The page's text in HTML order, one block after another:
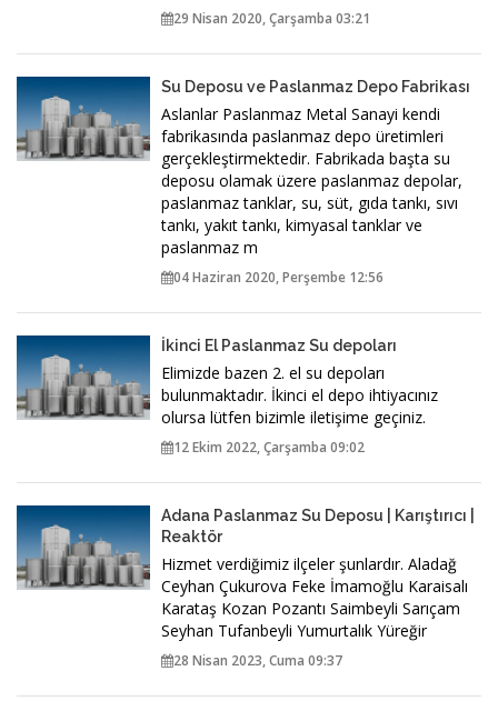
29 Nisan 2020, Çarşamba 03:21
Su Deposu ve Paslanmaz Depo Fabrikası
Aslanlar Paslanmaz Metal Sanayi kendi
fabrikasında paslanmaz depo üretimleri
gerçekleştirmektedir. Fabrikada başta su
deposu olamak üzere paslanmaz depolar,
paslanmaz tanklar, su, süt, gıda tankı, sıvı
tankı, yakıt tankı, kimyasal tanklar ve
paslanmaz m
04 Haziran 2020, Perşembe 12:56
İkinci El Paslanmaz Su depoları
Elimizde bazen 2. el su depoları
bulunmaktadır. İkinci el depo ihtiyacınız
olursa lütfen bizimle iletişime geçiniz.
12 Ekim 2022, Çarşamba 09:02
Adana Paslanmaz Su Deposu | Karıştırıcı |
Reaktör
Hizmet verdiğimiz ilçeler şunlardır. Aladağ
Ceyhan Çukurova Feke İmamoğlu Karaisalı
Karataş Kozan Pozantı Saimbeyli Sarıçam
Seyhan Tufanbeyli Yumurtalık Yüreğir
28 Nisan 2023, Cuma 09:37